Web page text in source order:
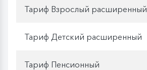
Тариф Взрослый расширенный
Тариф Детский расширенный
Тариф Пенсионный